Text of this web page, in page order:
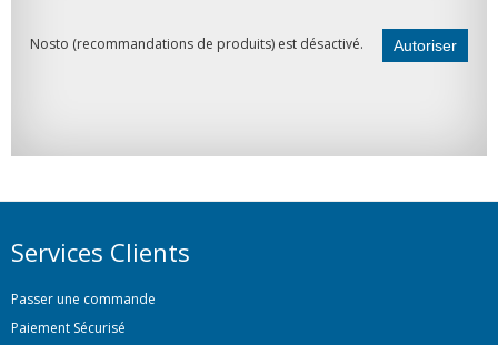
Nosto (recommandations de produits) est désactivé. Autoriser
Services Clients
Passer une commande
Paiement Sécurisé